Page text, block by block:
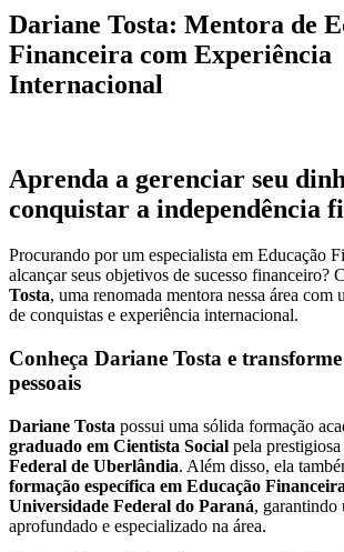
Dariane Tosta: Mentora de
Financeira com Experiência
Internacional
Aprenda a gerenciar seu
conquistar a independência
Procurando por um especialista em Educação
alcançar seus objetivos de sucesso financeiro?
Tosta, uma renomada mentora nessa área com
de conquistas e experiência internacional.
Conheça Dariane Tosta e
pessoais
Dariane Tosta possui uma sólida formação
graduado em Cientista Social pela prestigiosa
Federal de Uberlândia. Além disso, ela
formação específica em Educação Financeira
Universidade Federal do Paraná, garantindo
aprofundado e especializado na área.